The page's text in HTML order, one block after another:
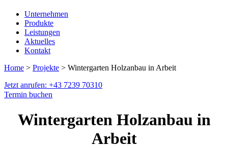
Unternehmen
Produkte
Leistungen
Aktuelles
Kontakt
Home > Projekte > Wintergarten Holzanbau in Arbeit
Jetzt anrufen: +43 7239 70310
Termin buchen
Wintergarten Holzanbau in
Arbeit